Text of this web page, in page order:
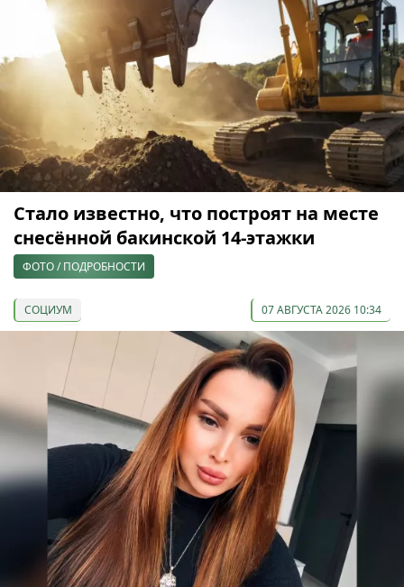
Стало известно, что построят на месте
снесённой бакинской 14-этажки
ФОТО / ПОДРОБНОСТИ
СОЦИУМ 07 АВГУСТА 2026 10:34